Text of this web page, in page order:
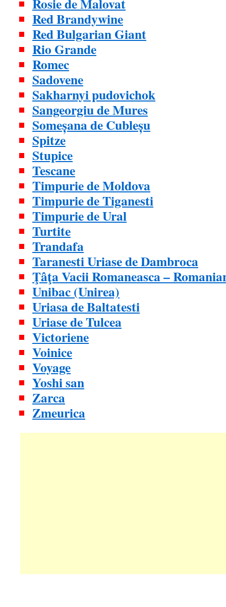
Red Brandywine
Red Bulgarian Giant
Rio Grande
Romec
Sadovene
Sakharnyi pudovichok
Sangeorgiu de Mures
Someșana de Cubleșu
Spitze
Stupice
Tescane
Timpurie de Moldova
Timpurie de Tiganesti
Timpurie de Ural
Turtite
Trandafa
Taranesti Uriase de Dambroca
Ţâţa Vacii Romaneasca –
Unibac (Unirea)
Uriasa de Baltatesti
Uriase de Tulcea
Victoriene
Voinice
Voyage
Yoshi san
Zarca
Zmeurica